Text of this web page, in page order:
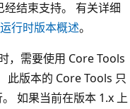
结束支持。 有关详细
行时版本概述。
，需要使用 Core Tools
此版本的 Core Tools 只
如果当前在版本 1.x 上